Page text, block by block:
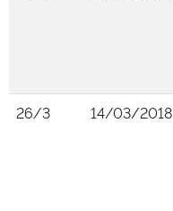
26/3
14/03/2018